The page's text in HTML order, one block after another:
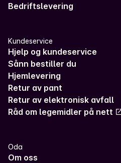
Bedriftslevering
Kundeservice
Hjelp og kundeservice
Sånn bestiller du
Hjemlevering
Retur av pant
Retur av elektronisk avfall
Råd om legemidler på nett
Oda
Om oss